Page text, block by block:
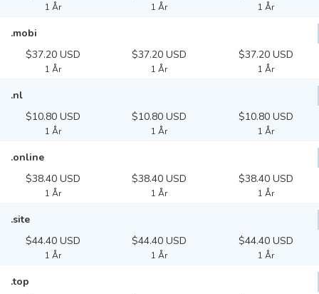
1 År 1 År 1 År
.mobi
$37.20 USD
1 År
$37.20 USD
1 År
$37.20 USD
1 År
.nl
$10.80 USD
1 År
$10.80 USD
1 År
$10.80 USD
1 År
.online
$38.40 USD
1 År
$38.40 USD
1 År
$38.40 USD
1 År
.site
$44.40 USD
1 År
$44.40 USD
1 År
$44.40 USD
1 År
.top